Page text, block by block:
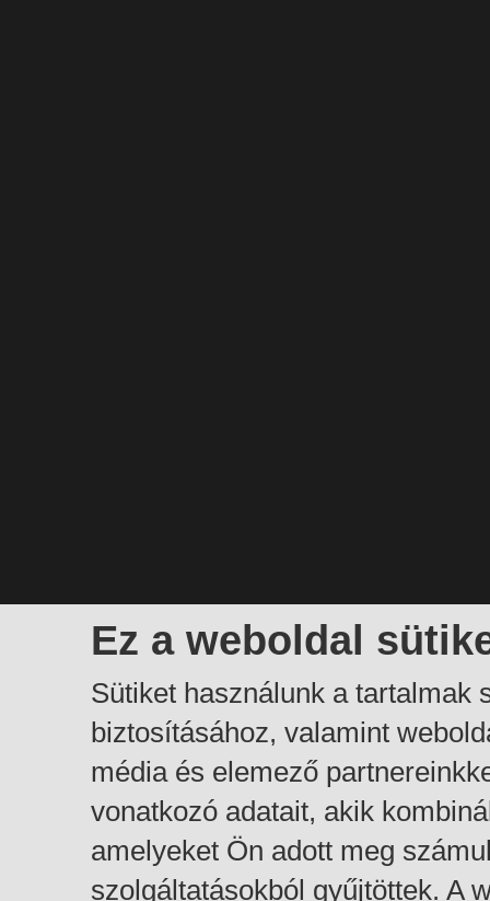
Ez a weboldal
Sütiket használunk a tartalmak
biztosításához, valamint
média és elemező
vonatkozó adatait, akik
amelyeket Ön adott meg
szolgáltatásokból gyűjtöttek. A